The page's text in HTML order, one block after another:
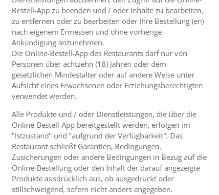
Bestell-App zu beenden und / oder Inhalte zu bearbeiten,
zu entfernen oder zu bearbeiten oder Ihre Bestellung (en)
nach eigenem Ermessen und ohne vorherige
Ankündigung anzunehmen.
Die Online-Bestell-App des Restaurants darf nur von
Personen über achtzehn (18) Jahren oder dem
gesetzlichen Mindestalter oder auf andere Weise unter
Aufsicht eines Erwachsenen oder Erziehungsberechtigten
verwendet werden.
Alle Produkte und / oder Dienstleistungen, die über die
Online-Bestell-App bereitgestellt werden, erfolgen im
"Istzustand" und "aufgrund der Verfügbarkeit". Das
Restaurant schließt Garantien, Bedingungen,
Zusicherungen oder andere Bedingungen in Bezug auf die
Online-Bestellung oder den Inhalt der darauf angezeigte
Produkte ausdrücklich aus, ob ausgedrückt oder
stillschweigend, sofern nicht anders angegeben.